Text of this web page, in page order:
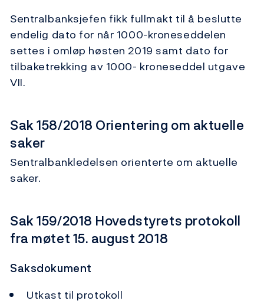
Sentralbanksjefen fikk fullmakt til å beslutte
endelig dato for når 1000-kroneseddelen
settes i omløp høsten 2019 samt dato for
tilbaketrekking av 1000- kroneseddel utgave
VII.
Sak 158/2018 Orientering om aktuelle
saker
Sentralbankledelsen orienterte om aktuelle
saker.
Sak 159/2018 Hovedstyrets protokoll
fra møtet 15. august 2018
Saksdokument
Utkast til protokoll